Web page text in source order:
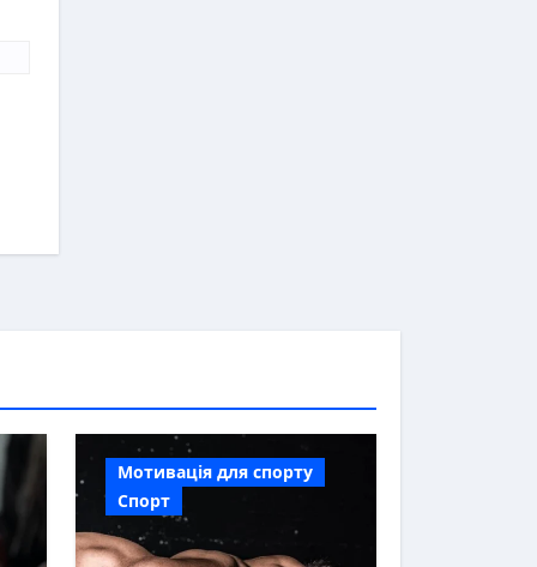
Мотивація для спорту
Спорт